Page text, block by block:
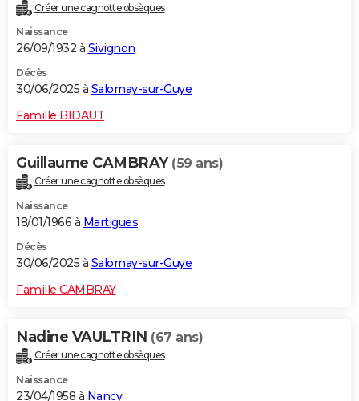
Créer une cagnotte obsèques
Naissance
26/09/1932 à Sivignon
Décès
30/06/2025 à Salornay-sur-Guye
Famille BIDAUT
Guillaume CAMBRAY (59 ans)
Créer une cagnotte obsèques
Naissance
18/01/1966 à Martigues
Décès
30/06/2025 à Salornay-sur-Guye
Famille CAMBRAY
Nadine VAULTRIN (67 ans)
Créer une cagnotte obsèques
Naissance
23/04/1958 à Nancy